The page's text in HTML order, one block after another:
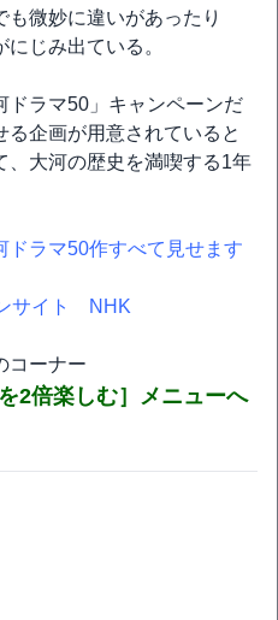
微妙に違いがあったり
じみ出ている。
ドラマ50」キャンペーンだ
企画が用意されていると
、大河の歴史を満喫する1年
ドラマ50作すべて見せます
サイト NHK
コーナー
2倍楽しむ］メニューへ